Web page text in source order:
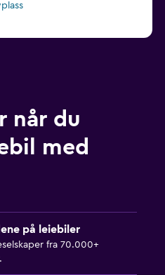
når du
med
på leiebiler
fra 70.000+